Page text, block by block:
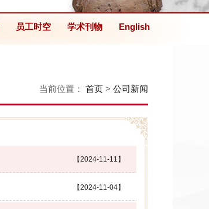
员工时空 学术刊物 English
当前位置： 首页 > 公司新闻
【2024-11-11】
【2024-11-04】